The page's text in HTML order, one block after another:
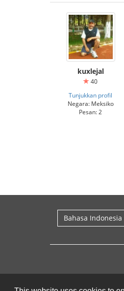
kuxlejal
40
Tunjukkan profil
Negara: Meksiko
Pesan: 2
Bahasa Indonesia